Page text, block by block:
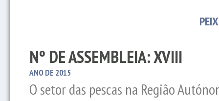
Nº DE ASSEMBLEIA: XVIII
ANO DE 2015
O setor das pescas na Região